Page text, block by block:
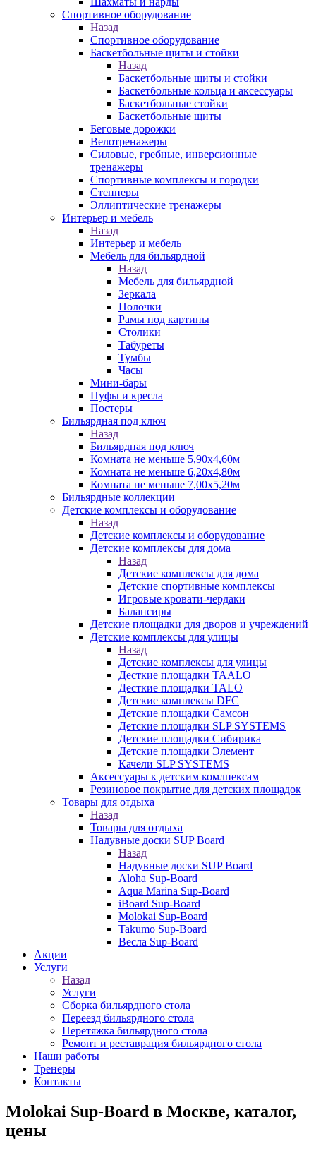
Спортивное оборудование
Назад
Спортивное оборудование
Баскетбольные щиты и стойки
Назад
Баскетбольные щиты и стойки
Баскетбольные кольца и аксессуары
Баскетбольные стойки
Баскетбольные щиты
Беговые дорожки
Велотренажеры
Силовые, гребные, инверсионные
тренажеры
Спортивные комплексы и городки
Степперы
Эллиптические тренажеры
Интерьер и мебель
Назад
Интерьер и мебель
Мебель для бильярдной
Назад
Мебель для бильярдной
Зеркала
Полочки
Рамы под картины
Столики
Табуреты
Тумбы
Часы
Мини-бары
Пуфы и кресла
Постеры
Бильярдная под ключ
Назад
Бильярдная под ключ
Комната не меньше 5,90х4,60м
Комната не меньше 6,20х4,80м
Комната не меньше 7,00х5,20м
Бильярдные коллекции
Детские комплексы и оборудование
Назад
Детские комплексы и оборудование
Детские комплексы для дома
Назад
Детские комплексы для дома
Детские спортивные комплексы
Игровые кровати-чердаки
Балансиры
Детские площадки для дворов и учреждений
Детские комплексы для улицы
Назад
Детские комплексы для улицы
Десткие площадки TAALO
Десткие площадки TALO
Детские комплексы DFC
Детские площадки Самсон
Детские площадки SLP SYSTEMS
Детские площадки Сибирика
Детские площадки Элемент
Качели SLP SYSTEMS
Аксессуары к детским комлпексам
Резиновое покрытие для детских площадок
Товары для отдыха
Назад
Товары для отдыха
Надувные доски SUP Board
Назад
Надувные доски SUP Board
Aloha Sup-Board
Aqua Marina Sup-Board
iBoard Sup-Board
Molokai Sup-Board
Takumo Sup-Board
Весла Sup-Board
Акции
Услуги
Назад
Услуги
Сборка бильярдного стола
Переезд бильярдного стола
Перетяжка бильярдного стола
Ремонт и реставрация бильярдного стола
Наши работы
Тренеры
Контакты
Molokai Sup-Board в Москве, каталог,
цены